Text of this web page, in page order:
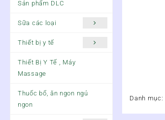
Sản phẩm DLC
Sữa các loại
Thiết bị y tế
Thiết Bị Y Tế , Máy
Massage
Thuốc bổ, ăn ngon ngủ
ngon
Danh mục: